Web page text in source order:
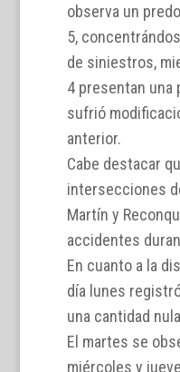
observa un
5,
de siniestros,
4 presentan una
sufrió
anterior.
Cabe destacar
intersecciones
Martín y
accidentes
En cuanto a la
día lunes
una cantidad
El martes se
miércoles y